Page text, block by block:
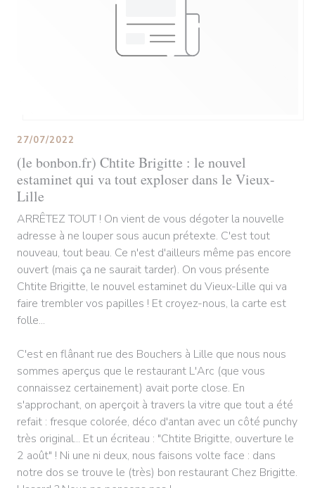
(le bonbon.fr) Chtite Brigitte : le nouvel
estaminet qui va tout exploser dans le Vieux-
Lille
27/07/2022
ARRÊTEZ TOUT ! On vient de vous dégoter la nouvelle
adresse à ne louper sous aucun prétexte. C'est tout
nouveau, tout beau. Ce n'est d'ailleurs même pas encore
ouvert (mais ça ne saurait tarder). On vous présente
Chtite Brigitte, le nouvel estaminet du Vieux-Lille qui va
faire trembler vos papilles ! Et croyez-nous, la carte est
folle...
C'est en flânant rue des Bouchers à Lille que nous nous
sommes aperçus que le restaurant L'Arc (que vous
connaissez certainement) avait porte close. En
s'approchant, on aperçoit à travers la vitre que tout a été
refait : fresque colorée, déco d'antan avec un côté punchy
très original... Et un écriteau : "Chtite Brigitte, ouverture le
2 août" ! Ni une ni deux, nous faisons volte face : dans
notre dos se trouve le (très) bon restaurant Chez Brigitte.